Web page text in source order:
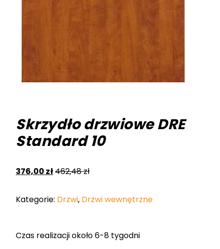
Skrzydło drzwiowe DRE
Standard 10
376,00 zł462,48zł
Kategorie: Drzwi, Drzwi wewnętrzne
Czas realizacji około 6-8 tygodni